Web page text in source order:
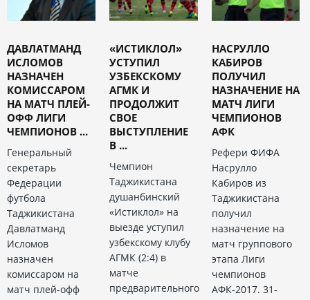
ДАВЛАТМАНД
ИСЛОМОВ
НАЗНАЧЕН
КОМИССАРОМ
НА МАТЧ ПЛЕЙ-
ОФФ ЛИГИ
ЧЕМПИОНОВ ...
Генеральный
секретарь
Федерации
футбола
Таджикистана
Давлатманд
Исломов
назначен
комиссаром на
матч плей-офф
«ИСТИКЛОЛ»
УСТУПИЛ
УЗБЕКСКОМУ
АГМК И
ПРОДОЛЖИТ
СВОЕ
ВЫСТУПЛЕНИЕ
В ...
Чемпион
Таджикистана
душанбинский
«Истиклол» на
выезде уступил
узбекскому клубу
АГМК (2:4) в
матче
предварительного
НАСРУЛЛО
КАБИРОВ
ПОЛУЧИЛ
НАЗНАЧЕНИЕ НА
МАТЧ ЛИГИ
ЧЕМПИОНОВ
АФК
Рефери ФИФА
Насрулло
Кабиров из
Таджикистана
получил
назначение на
матч группового
этапа Лиги
чемпионов
АФК-2017. 31-